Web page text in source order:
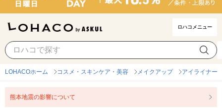
ロハコメニュー
その他 アイライナー
LOHACOホーム コスメ・スキンケア・美容 メイクアップ アイライナー
熊本地震の影響について